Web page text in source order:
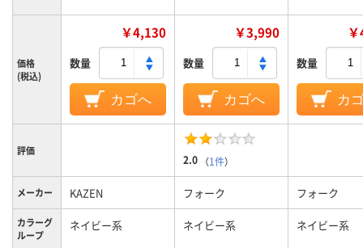
価格
(税込)
￥4,130
数量
カゴへ
￥3,990
数量
カゴへ
数量
カ
評価
2.0 （1件）
メーカー KAZEN フォーク フォーク
カラーグ
ループ
ネイビー系 ネイビー系 ネイビー系